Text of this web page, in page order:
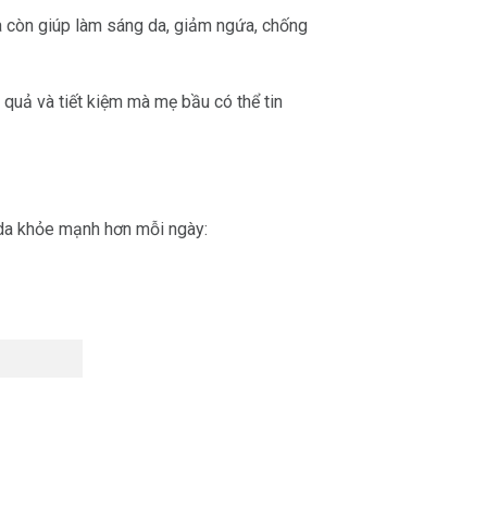
giúp làm sáng da, giảm ngứa, chống
và tiết kiệm mà mẹ bầu có thể tin
khỏe mạnh hơn mỗi ngày: